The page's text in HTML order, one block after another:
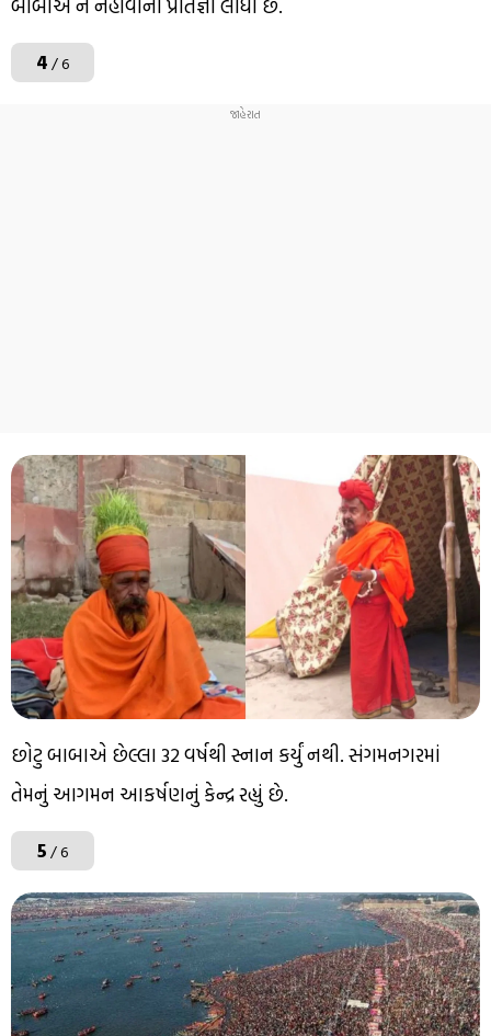
બાબાએ ન નહાવાની પ્રતિજ્ઞા લીધી છે.
4/ 6
છોટુ બાબાએ છેલ્લા 32 વર્ષથી સ્નાન કર્યું નથી. સંગમનગરમાં
તેમનું આગમન આકર્ષણનું કેન્દ્ર રહ્યું છે.
5/ 6